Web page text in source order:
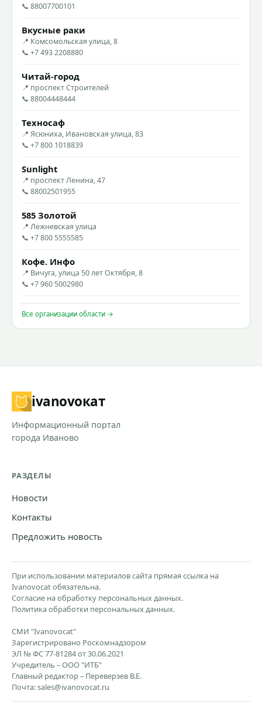
📞 88007700101
Вкусные раки
📍 Комсомольская улица, 8
📞 +7 493 2208880
Читай-город
📍 проспект Строителей
📞 88004448444
Техносаф
📍 Ясюниха, Ивановская улица, 83
📞 +7 800 1018839
Sunlight
📍 проспект Ленина, 47
📞 88002501955
585 Золотой
📍 Лежневская улица
📞 +7 800 5555585
Кофе. Инфо
📍 Вичуга, улица 50 лет Октября, 8
📞 +7 960 5002980
Все организации области →
ivanovoкат
Информационный портал
города Иваново
РАЗДЕЛЫ
Новости
Контакты
Предложить новость
При использовании материалов сайта прямая ссылка на
Ivanovocat обязательна.
Согласие на обработку персональных данных.
Политика обработки персональных данных.
СМИ "Ivanovocat"
Зарегистрировано Роскомнадзором
ЭЛ № ФС 77-81284 от 30.06.2021
Учредитель – ООО "ИТБ"
Главный редактор – Переверзев В.Е.
Почта:sales@ivanovocat.ru